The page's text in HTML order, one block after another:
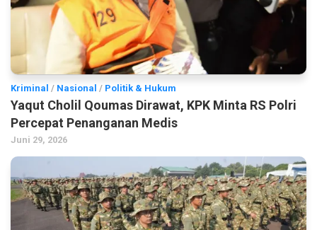
Kriminal / Nasional / Politik & Hukum
Yaqut Cholil Qoumas Dirawat, KPK Minta RS Polri
Percepat Penanganan Medis
Juni 29, 2026